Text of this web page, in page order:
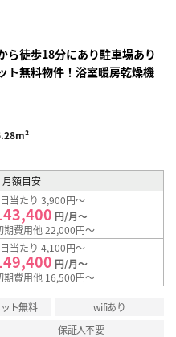
ら徒歩18分にあり駐車場あり
無料物件！浴室暖房乾燥機
月額目安
当たり 3,900円～
円/月～
期費用他 22,000円～
当たり 4,100円～
円/月～
期費用他 16,500円～
ト無料
wifiあり
保証人不要